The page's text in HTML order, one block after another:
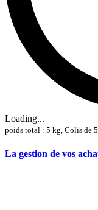
Loading...
poids total : 5 kg, Colis de
La gestion de vos